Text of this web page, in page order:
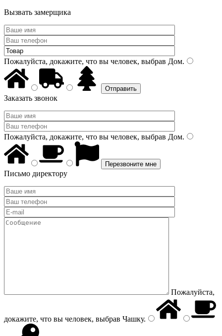
Вызвать замерщика
Пожалуйста, докажите, что вы человек, выбрав Дом.
Заказать звонок
Пожалуйста, докажите, что вы человек, выбрав Дом.
Письмо директору
Пожалуйста,
докажите, что вы человек, выбрав Чашку.